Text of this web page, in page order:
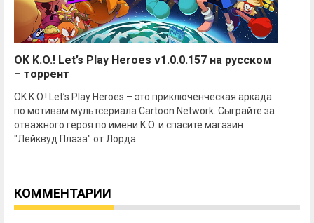
OK K.O.! Let’s Play Heroes v1.0.0.157 на русском
– торрент
OK K.O.! Let’s Play Heroes – это приключенческая аркада
по мотивам мультсериала Cartoon Network. Сыграйте за
отважного героя по имени K.O. и спасите магазин
"Лейквуд Плаза" от Лорда
КОММЕНТАРИИ